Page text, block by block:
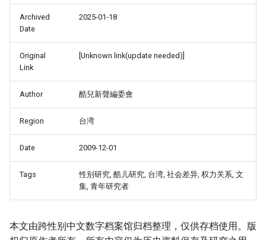
Archived
Date
2025-01-18
Original
Link
[Unknown link(update needed)]
Author 酷兒新聲編委會
Region 台湾
Date 2009-12-01
Tags
性别研究, 酷儿研究, 台湾, 社会差异, 权力关系, 文
集, 青年研究者
本文由跨性别中文数字档案馆归档整理，仅供存档使用。版